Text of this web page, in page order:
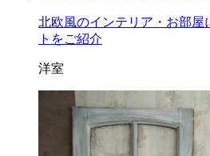
北欧風のインテリア・お部屋
トをご紹介
洋室